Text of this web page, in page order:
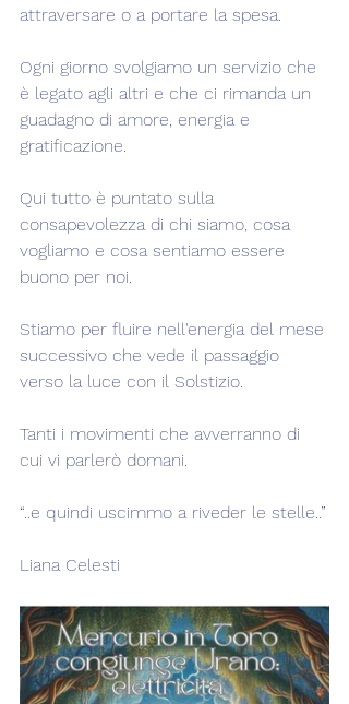
attraversare o a portare la spesa.
Ogni giorno svolgiamo un servizio che
è legato agli altri e che ci rimanda un
guadagno di amore, energia e
gratificazione.
Qui tutto è puntato sulla
consapevolezza di chi siamo, cosa
vogliamo e cosa sentiamo essere
buono per noi.
Stiamo per fluire nell'energia del mese
successivo che vede il passaggio
verso la luce con il Solstizio.
Tanti i movimenti che avverranno di
cui vi parlerò domani.
“..e quindi uscimmo a riveder le stelle..”
Liana Celesti